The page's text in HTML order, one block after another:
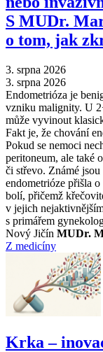
S MUDr.
o tom, jak
3. srpna 2026
3. srpna 2026
Endometrióza je
vzniku malignity. U
může vyvinout
Fakt je, že chování
Pokud se nemoci
peritoneum, ale také
či střevo. Známé
endometrióze přišla
bolí, přičemž
v jejich
s primářem
Nový Jičín MUDr.
Z medicíny
Krka –⁠